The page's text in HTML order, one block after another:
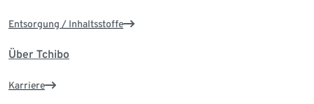
Entsorgung / Inhaltsstoffe
Über Tchibo
Karriere